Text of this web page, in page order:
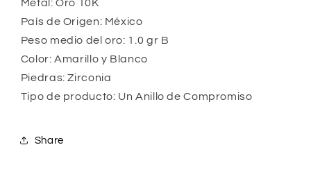
Metal: Oro 10K
País de Origen: México
Peso medio del oro: 1.0 gr B
Color: Amarillo y Blanco
Piedras: Zirconia
Tipo de producto: Un Anillo de Compromiso
Share